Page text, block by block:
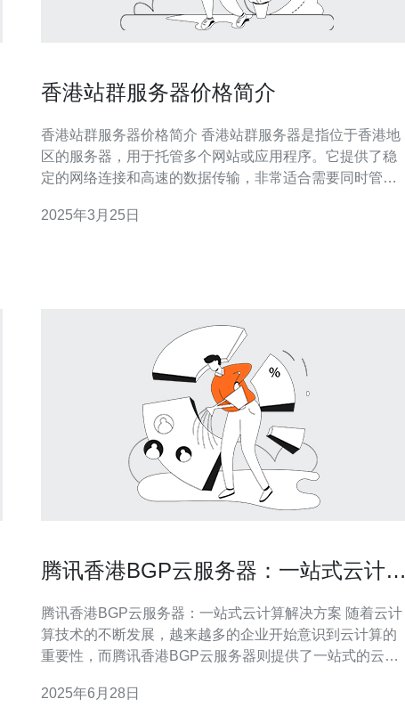
香港站群服务器价格简介
香港站群服务器价格简介 香港站群服务器是指位于香港地
区的服务器，用于托管多个网站或应用程序。它提供了稳
定的网络连接和高速的数据传输，非常适合需要同时管理
网络连接：香港拥有发达的网络基础设施
2025年3月25日
腾讯香港BGP云服务器：一站式云计算
腾讯香港BGP云服务器：一站式云计算解决方案 随着云计
算技术的不断发展，越来越多的企业开始意识到云计算的
重要性，而腾讯香港BGP云服务器则提供了一站式的云计
腾讯香港BGP云服务器具有以下优势： 高性能：腾讯云服
2025年6月28日